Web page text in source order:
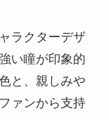
ラクターデザ
い瞳が印象的
と、親しみや
ァンから支持